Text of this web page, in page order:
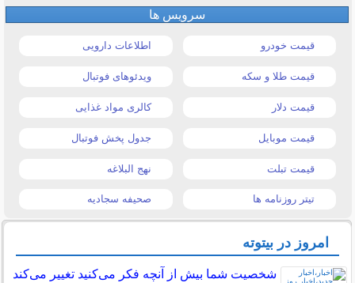
سرویس ها
قیمت خودرو اطلاعات دارویی
قیمت طلا و سکه ویدئوهای فوتبال
قیمت دلار کالری مواد غذایی
قیمت موبایل جدول پخش فوتبال
قیمت تبلت نهج البلاغه
تیتر روزنامه ها صحیفه سجادیه
امروز در بیتوته
شخصیت شما بیش از آنچه فکر می‌کنید تغییر می‌کند